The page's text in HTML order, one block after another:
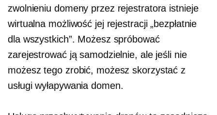
zwolnieniu domeny przez rejestratora istnieje
wirtualna możliwość jej rejestracji „bezpłatnie
dla wszystkich”. Możesz spróbować
zarejestrować ją samodzielnie, ale jeśli nie
możesz tego zrobić, możesz skorzystać z
usługi wyłapywania domen.